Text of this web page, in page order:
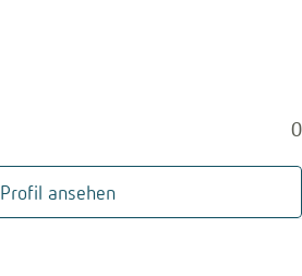
0
Profil ansehen